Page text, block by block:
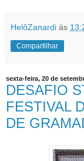
HelôZanardi às
Compartilhar
sexta-feira, 20 de
DESAFIO
FESTIVAL
DE